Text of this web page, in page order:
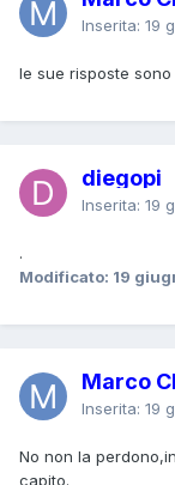
Inserita: 19
le sue risposte
diegopi
Inserita: 19
.
Modificato: 19
Marco
Inserita: 19
No non la
capito.